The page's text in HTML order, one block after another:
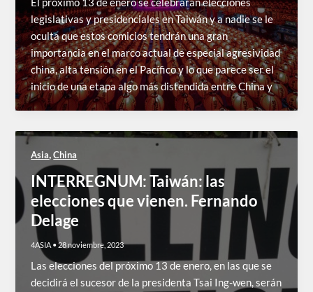
El próximo 13 de enero se celebrarán elecciones
legislativas y presidenciales en Taiwán y a nadie se le
oculta que estos comicios tendrán una gran
importancia en el marco actual de especial agresividad
china, alta tensión en el Pacífico y lo que parece ser el
inicio de una etapa algo más distendida entre China y
Asia,China
INTERREGNUM: Taiwán: las
elecciones que vienen. Fernando
Delage
4ASIA •28 noviembre, 2023
Las elecciones del próximo 13 de enero, en las que se
decidirá el sucesor de la presidenta Tsai Ing-wen, serán